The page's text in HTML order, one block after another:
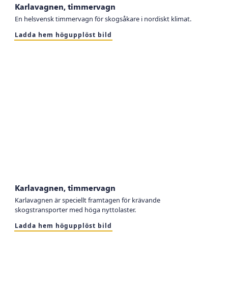
Karlavagnen, timmervagn
En helsvensk timmervagn för skogsåkare i nordiskt klimat.
Ladda hem högupplöst bild
Karlavagnen, timmervagn
Karlavagnen är speciellt framtagen för krävande
skogstransporter med höga nyttolaster.
Ladda hem högupplöst bild